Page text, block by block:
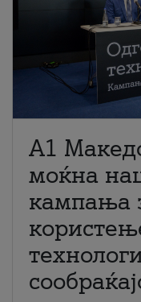
A1
моќна
кампања